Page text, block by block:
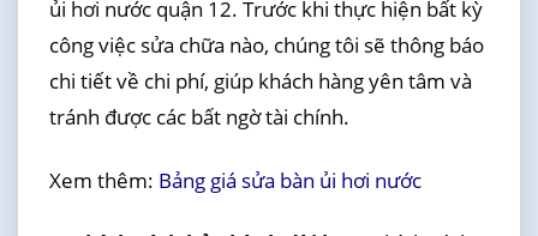
ủi hơi nước quận 12. Trước khi thực hiện bất kỳ
công việc sửa chữa nào, chúng tôi sẽ thông báo
chi tiết về chi phí, giúp khách hàng yên tâm và
tránh được các bất ngờ tài chính.
Xem thêm: Bảng giá sửa bàn ủi hơi nước